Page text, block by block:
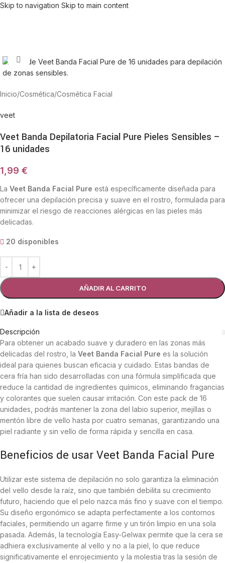
Skip to navigation Skip to main content
Haga Click para agrandar
Inicio/Cosmética/Cosmética Facial
veet
Veet Banda Depilatoria Facial Pure Pieles Sensibles –
16 unidades
1,99 €
La Veet Banda Facial Pure está específicamente diseñada para
ofrecer una depilación precisa y suave en el rostro, formulada para
minimizar el riesgo de reacciones alérgicas en las pieles más
delicadas.
20 disponibles
AÑADIR AL CARRITO
Añadir a la lista de deseos
Descripción
Para obtener un acabado suave y duradero en las zonas más
delicadas del rostro, la Veet Banda Facial Pure es la solución
ideal para quienes buscan eficacia y cuidado. Estas bandas de
cera fría han sido desarrolladas con una fórmula simplificada que
reduce la cantidad de ingredientes químicos, eliminando fragancias
y colorantes que suelen causar irritación. Con este pack de 16
unidades, podrás mantener la zona del labio superior, mejillas o
mentón libre de vello hasta por cuatro semanas, garantizando una
piel radiante y sin vello de forma rápida y sencilla en casa.
Beneficios de usar Veet Banda Facial Pure
Utilizar este sistema de depilación no solo garantiza la eliminación
del vello desde la raíz, sino que también debilita su crecimiento
futuro, haciendo que el pelo nazca más fino y suave con el tiempo.
Su diseño ergonómico se adapta perfectamente a los contornos
faciales, permitiendo un agarre firme y un tirón limpio en una sola
pasada. Además, la tecnología Easy-Gelwax permite que la cera se
adhiera exclusivamente al vello y no a la piel, lo que reduce
significativamente el enrojecimiento y la molestia tras la sesión de